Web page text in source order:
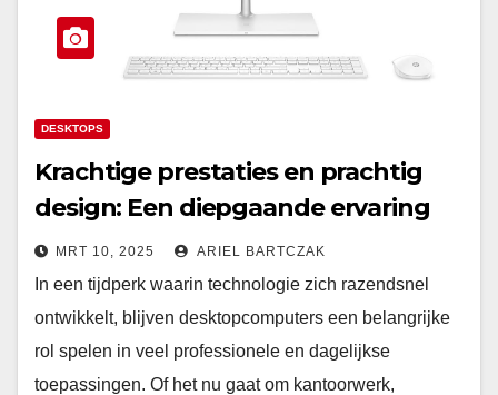
DESKTOPS
Krachtige prestaties en prachtig
design: Een diepgaande ervaring
van een krachtige all-in-one
desktop
MRT 10, 2025 ARIEL BARTCZAK
In een tijdperk waarin technologie zich razendsnel
ontwikkelt, blijven desktopcomputers een belangrijke
rol spelen in veel professionele en dagelijkse
toepassingen. Of het nu gaat om kantoorwerk,